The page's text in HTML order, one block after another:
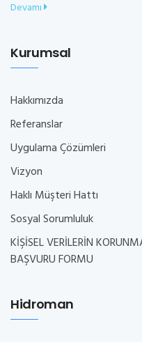
Devamı
Kurumsal
Hakkımızda
Referanslar
Uygulama Çözümleri
Vizyon
Haklı Müşteri Hattı
Sosyal Sorumluluk
KİŞİSEL VERİLERİN
BAŞVURU FORMU
Hidroman